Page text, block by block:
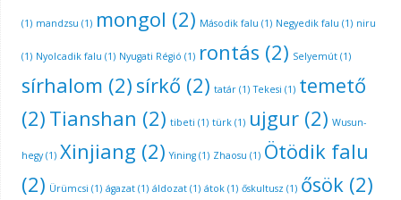
(1) mandzsu (1) mongol (2) Második falu (1) Negyedik falu (1) niru
(1) Nyolcadik falu (1) Nyugati Régió (1) rontás (2) Selyemút(1)
sírhalom (2) sírkő (2) tatár(1) Tekesi (1) temető
(2) Tianshan (2) tibeti (1) türk(1) ujgur(2) Wusun-
hegy(1) Xinjiang (2) Yining(1) Zhaosu (1) Ötödik falu
(2) Ürümcsi (1) ágazat(1) áldozat(1) átok(1) őskultusz (1) ősök(2)